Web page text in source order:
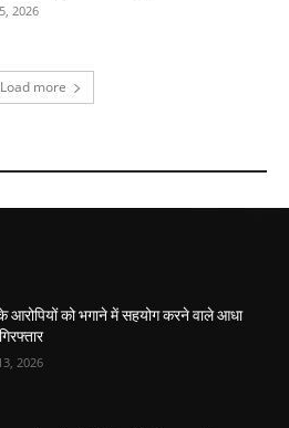
2026
Load more
आरोपियों को भगाने में सहयोग करने वाले आधा
2026